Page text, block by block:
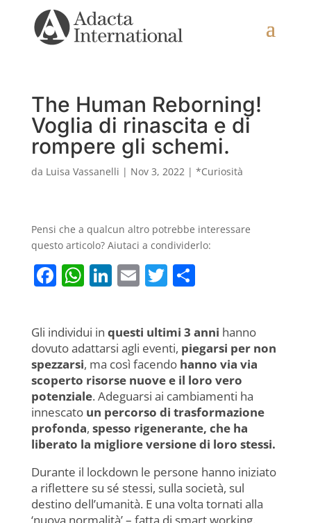
The Human Reborning!
Voglia di rinascita e di
rompere gli schemi.
da Luisa Vassanelli | Nov 3, 2022| *Curiosità
Pensi che a qualcun altro potrebbe interessare
questo articolo? Aiutaci a condividerlo:
F
c
e
b
o
o
k
W
at
s
A
p
p
Li
e
dI
n
E
ai
l
T
itt
er
C
di
vi
di
Gli individui in questi ultimi 3 anni hanno
dovuto adattarsi agli eventi, piegarsi per non
spezzarsi, ma così facendo hanno via via
scoperto risorse nuove e il loro vero
potenziale. Adeguarsi ai cambiamenti ha
innescato un percorso di trasformazione
profonda, spesso rigenerante, che ha
liberato la migliore versione di loro stessi.
Durante il lockdown le persone hanno iniziato
a riflettere su sé stessi, sulla società, sul
destino dell’umanità. E una volta tornati alla
‘nuova normalità’ – fatta di smart working,